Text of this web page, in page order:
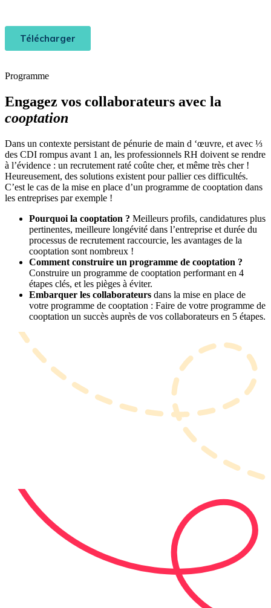
Programme
Engagez vos collaborateurs avec la
cooptation
Dans un contexte persistant de pénurie de main d ‘œuvre, et avec ⅓
des CDI rompus avant 1 an, les professionnels RH doivent se rendre
à l’évidence : un recrutement raté coûte cher, et même très cher !
Heureusement, des solutions existent pour pallier ces difficultés.
C’est le cas de la mise en place d’un programme de cooptation dans
les entreprises par exemple !
Pourquoi la cooptation ? Meilleurs profils, candidatures plus
pertinentes, meilleure longévité dans l’entreprise et durée du
processus de recrutement raccourcie, les avantages de la
cooptation sont nombreux !
Comment construire un programme de cooptation ?
Construire un programme de cooptation performant en 4
étapes clés, et les pièges à éviter.
Embarquer les collaborateurs dans la mise en place de
votre programme de cooptation : Faire de votre programme de
cooptation un succès auprès de vos collaborateurs en 5 étapes.